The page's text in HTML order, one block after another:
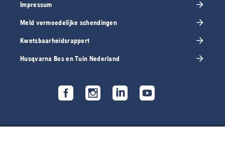
Impressum
Meld vermoedelijke schendingen
Kwetsbaarheidsrapport
Husqvarna Bos en Tuin Nederland